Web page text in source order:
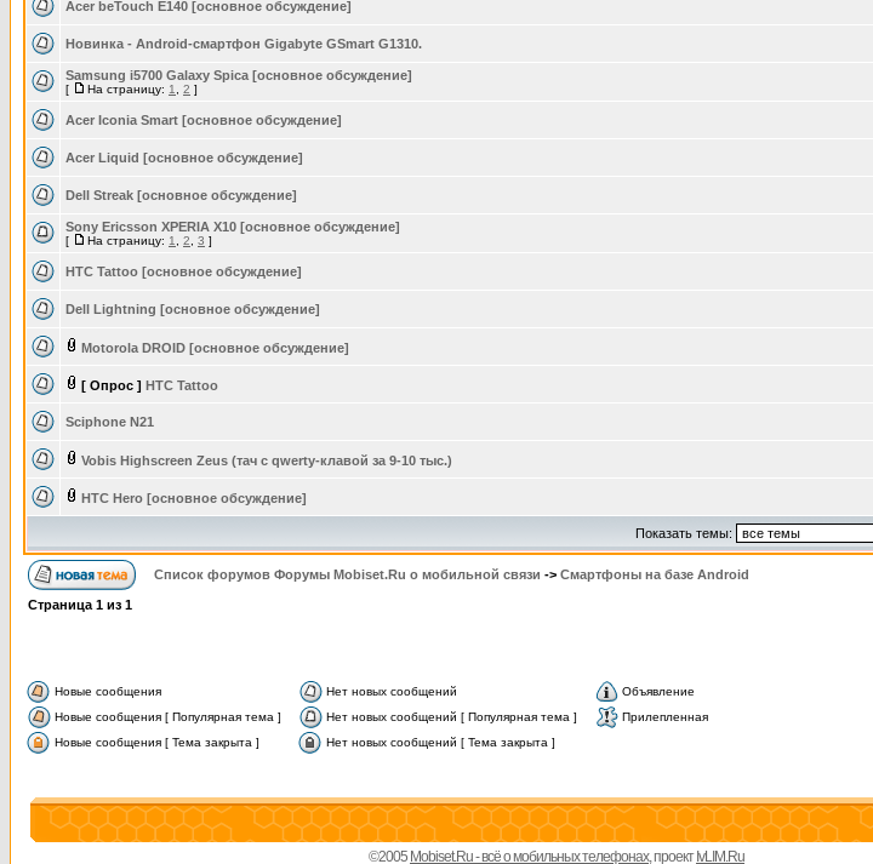
Acer beTouch E140 [основное обсуждение]
Новинка - Android-смартфон Gigabyte GSmart G1310.
Samsung i5700 Galaxy Spica [основное обсуждение]
[ На страницу: 1 2 ]
Acer Iconia Smart [основное обсуждение]
Acer Liquid [основное обсуждение]
Dell Streak [основное обсуждение]
Sony Ericsson XPERIA X10 [основное обсуждение]
[ На страницу: 1 2 3 ]
HTC Tattoo [основное обсуждение]
Dell Lightning [основное обсуждение]
Motorola DROID [основное обсуждение]
[ Опрос ] HTC Tattoo
Sciphone N21
Vobis Highscreen Zeus (тач с qwerty-клавой за 9-10 тыс.)
HTC Hero [основное обсуждение]
Показать темы:
Список форумов Форумы Mobiset.Ru о мобильной связи -> Смартфоны на базе Android
Страница 1 из 1
Новые сообщения Нет новых сообщений
Объявление
Новые сообщения [ Популярная тема ]
Нет новых сообщений [ Популярная тема ]
Прилепленная
Новые сообщения [ Тема закрыта ]
Нет новых сообщений [ Тема закрыта ]
©2005 Mobiset.Ru - всё о мобильных телефонах, проект IvLIM.Ru